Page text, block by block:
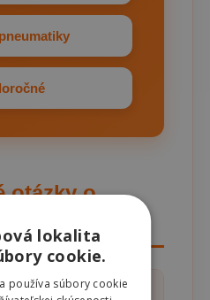
otázky o
index
lokalita
cookie.
používa súbory cookie